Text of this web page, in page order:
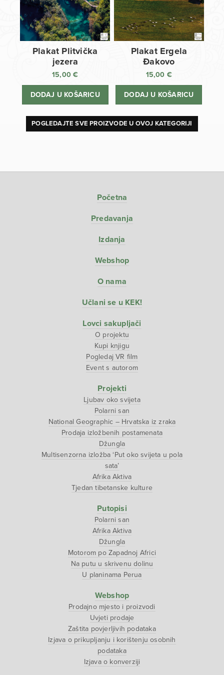
Plakat Plitvička
jezera
15,00€
DODAJ U KOŠARICU
Plakat Ergela
Đakovo
15,00 €
DODAJ U KOŠARICU
POGLEDAJTE SVE PROIZVODE U OVOJ KATEGORIJI
Početna
Predavanja
Izdanja
Webshop
O nama
Učlani se u KEK!
Lovci sakupljači
O projektu
Kupi knjigu
Pogledaj VR film
Event s autorom
Projekti
Ljubav oko svijeta
Polarni san
National Geographic – Hrvatska iz zraka
Prodaja izložbenih postamenata
Džungla
Multisenzorna izložba ‘Put oko svijeta u pola
sata’
Afrika Aktiva
Tjedan tibetanske kulture
Putopisi
Polarni san
Afrika Aktiva
Džungla
Motorom po Zapadnoj Africi
Na putu u skrivenu dolinu
U planinama Perua
Webshop
Prodajno mjesto i proizvodi
Uvjeti prodaje
Zaštita povjerljivih podataka
Izjava o prikupljanju i korištenju osobnih
podataka
Izjava o konverziji